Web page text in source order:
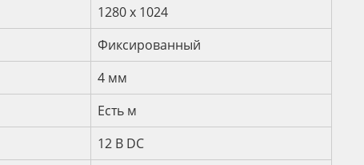
1280 x 1024
Фиксированный
4 мм
Есть м
12 B DC